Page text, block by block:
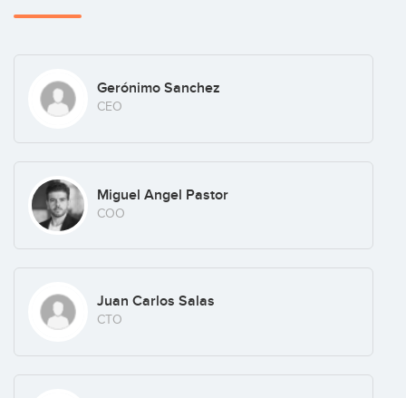
Gerónimo Sanchez
CEO
Miguel Angel Pastor
COO
Juan Carlos Salas
CTO